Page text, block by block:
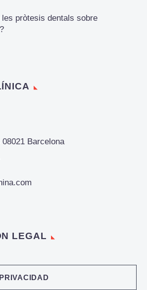
les pròtesis dentals sobre
Barcelona
LEGAL